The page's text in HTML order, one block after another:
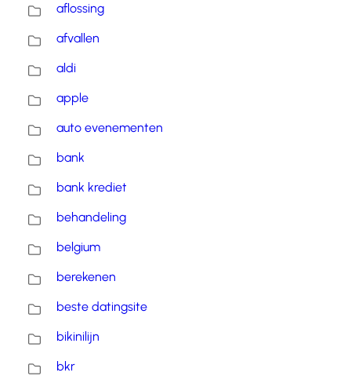
aflossing
afvallen
aldi
apple
auto evenementen
bank
bank krediet
behandeling
belgium
berekenen
beste datingsite
bikinilijn
bkr